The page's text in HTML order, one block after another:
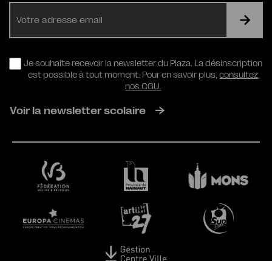
RGPD
Je souhaite recevoir la newsletter du Plaza. La désinscription
est possible à tout moment. Pour en savoir plus,consultez
nos CGU.
Voir la newsletter scolaire